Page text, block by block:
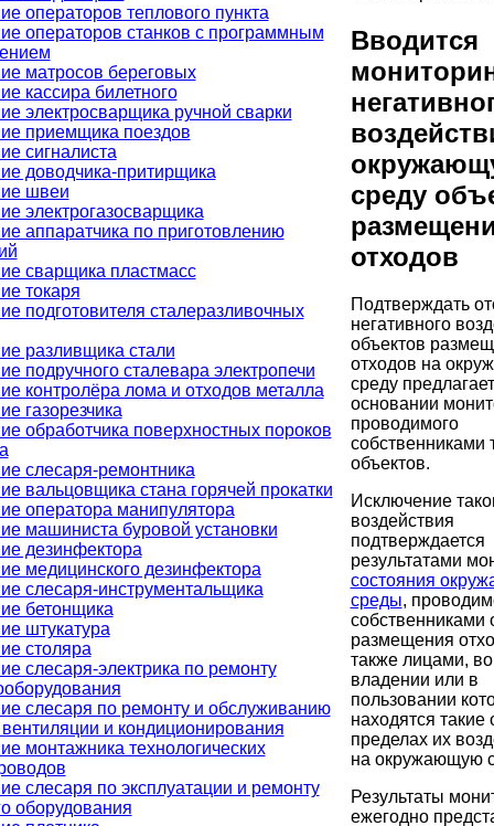
операторов теплового пункта
операторов станков с программным
матросов береговых
кассира билетного
электросварщика ручной сварки
приемщика поездов
сигналиста
доводчика-притирщика
швеи
электрогазосварщика
аппаратчика по приготовлению
сварщика пластмасс
токаря
подготовителя сталеразливочных
разливщика стали
подручного сталевара электропечи
контролёра лома и отходов металла
газорезчика
обработчика поверхностных пороков
слесаря-ремонтника
вальцовщика стана горячей прокатки
оператора манипулятора
машиниста буровой установки
дезинфектора
медицинского дезинфектора
слесаря-инструментальщика
бетонщика
штукатура
столяра
слесаря-электрика по ремонту
слесаря по ремонту и обслуживанию
и кондиционирования
монтажника технологических
слесаря по эксплуатации и ремонту
оборудования
Вводится
среду
отходов
Подтверждать
негативного
объектов
отходов на
среду
основании
проводимого
собственниками
объектов.
Исключение
воздействия
подтверждается
результатами
состояния
среды,
собственниками
размещения
также лицами, во
владении или в
пользовании
находятся такие
пределах их
на окружающую
Результаты
ежегодно